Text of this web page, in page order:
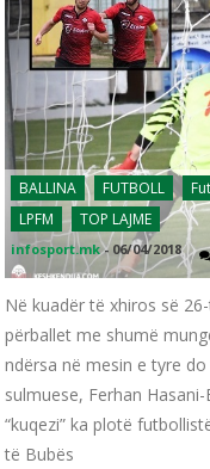
BALLINA FUTBOLL
LPFM
TOP LAJME
infosport.mk -06/04/2018
Në kuadër të xhiros së
përballet me shumë
ndërsa në mesin e tyre
sulmuese, Ferhan
“kuqezi” ka plotë
të Bubës